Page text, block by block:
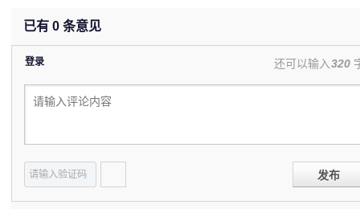
已有 0 条意见
登录 还可以输入320
发布